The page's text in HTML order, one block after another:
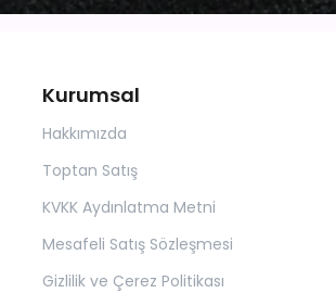
Kurumsal
Hakkımızda
Toptan Satış
KVKK Aydınlatma Metni
Mesafeli Satış Sözleşmesi
Gizlilik ve Çerez Politikası